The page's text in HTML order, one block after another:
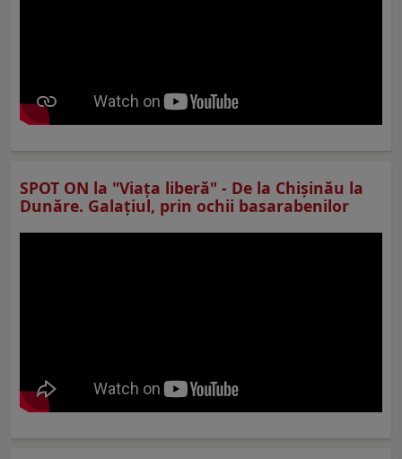
SPOT ON la "Viaţa liberă" - De la Chișinău la
Dunăre. Galațiul, prin ochii basarabenilor